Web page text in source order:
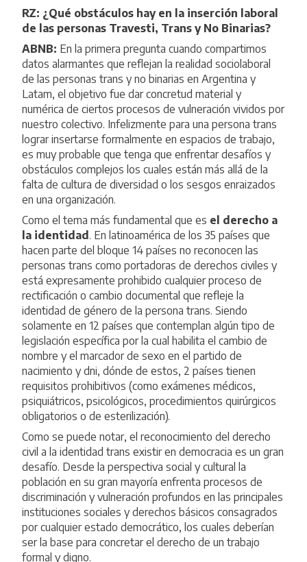
RZ: ¿Qué obstáculos hay en la inserción laboral
de las personas Travesti, Trans y No Binarias?
ABNB: En la primera pregunta cuando compartimos
datos alarmantes que reflejan la realidad sociolaboral
de las personas trans y no binarias en Argentina y
Latam, el objetivo fue dar concretud material y
numérica de ciertos procesos de vulneración vividos por
nuestro colectivo. Infelizmente para una persona trans
lograr insertarse formalmente en espacios de trabajo,
es muy probable que tenga que enfrentar desafíos y
obstáculos complejos los cuales están más allá de la
falta de cultura de diversidad o los sesgos enraizados
en una organización.
Como el tema más fundamental que es el derecho a
la identidad. En latinoamérica de los 35 países que
hacen parte del bloque 14 países no reconocen las
personas trans como portadoras de derechos civiles y
está expresamente prohibido cualquier proceso de
rectificación o cambio documental que refleje la
identidad de género de la persona trans. Siendo
solamente en 12 países que contemplan algún tipo de
legislación específica por la cual habilita el cambio de
nombre y el marcador de sexo en el partido de
nacimiento y dni, dónde de estos, 2 países tienen
requisitos prohibitivos (como exámenes médicos,
psiquiátricos, psicológicos, procedimientos quirúrgicos
obligatorios o de esterilización).
Como se puede notar, el reconocimiento del derecho
civil a la identidad trans existir en democracia es un gran
desafío. Desde la perspectiva social y cultural la
población en su gran mayoría enfrenta procesos de
discriminación y vulneración profundos en las principales
instituciones sociales y derechos básicos consagrados
por cualquier estado democrático, los cuales deberían
ser la base para concretar el derecho de un trabajo
formal y digno.